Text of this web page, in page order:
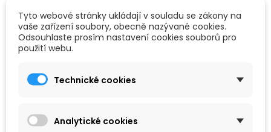
ZNAČKA:GOLDON
GOLDON - 10 KOMBINOVANÝCH ZVONKŮ V
10 kombinovaných zvonků v nylonové tašce, c2 – c3 + fi s, +
3 190 Kč
Tyto webové stránky ukládají v souladu se zákony na
vaše zařízení soubory, obecně nazývané cookies.
Odsouhlaste prosím nastavení cookies souborů pro
použití webu.
Technické cookies
Analytické cookies